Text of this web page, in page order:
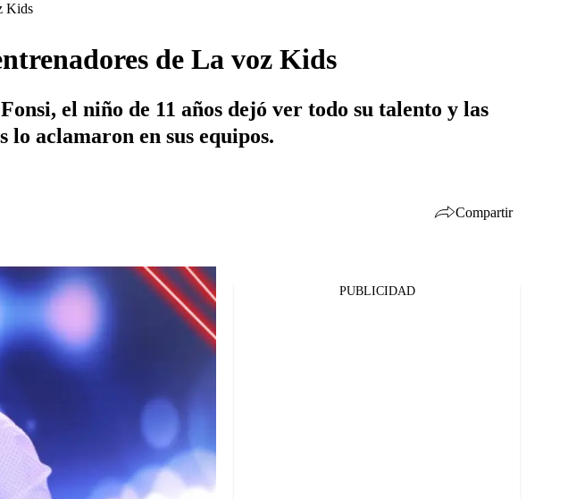
Kids
de La voz Kids
el niño de 11 años dejó ver todo su talento y las
lo aclamaron en sus equipos.
Compartir
Facebook
Twitter
Whatsapp
PUBLICIDAD